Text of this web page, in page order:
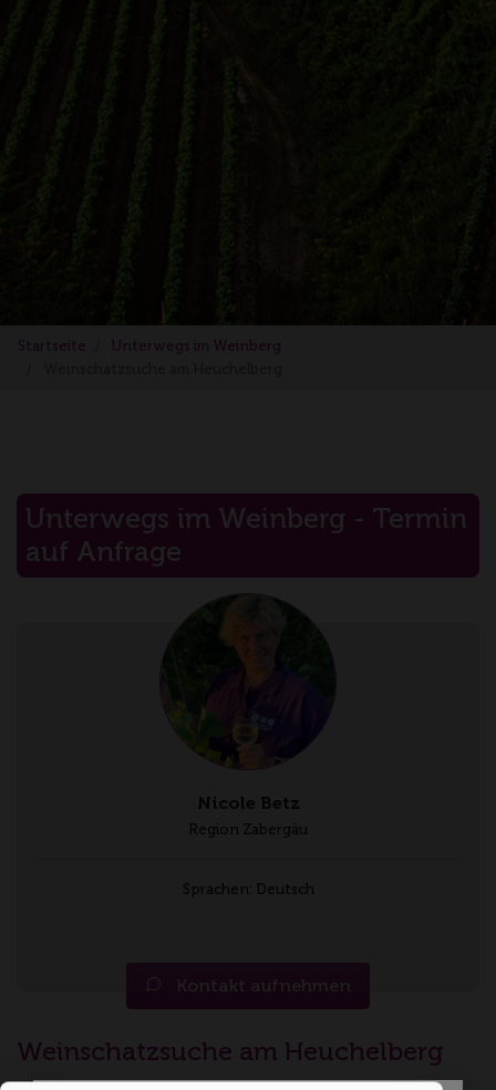
Startseite
Unterwegs im Weinberg
Unterwegs im Weinberg - Termin
auf Anfrage
Nicole Betz
Region Zabergäu
Sprachen: Deutsch
Kontakt aufnehmen
Weinschatzsuche am Heuchelberg